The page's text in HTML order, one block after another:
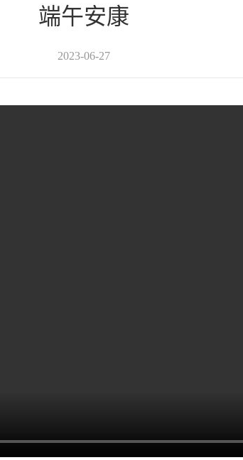
端午安康
2023-06-27